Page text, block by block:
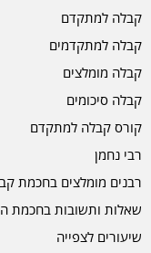
קבלה למתקדם
קבלה למתקדמים
קבלה מומלצים
קבלה סיכומים
קורס קבלה למתקדם
רבי נחמן
רבנים מומלצים בחכמת
שאלות ותשובות בחכמת
שיעורים לצפייה